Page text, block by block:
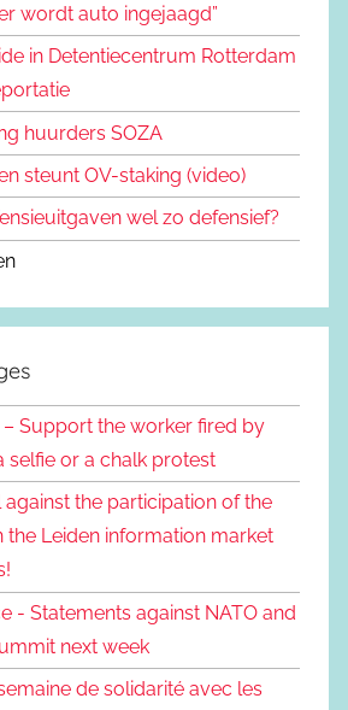
wordt auto ingejaagd”
in Detentiecentrum Rotterdam
huurders SOZA
steunt OV-staking (video)
wel zo defensief?
– Support the worker fired by
or a chalk protest
against the participation of the
the Leiden information market
- Statements against NATO and
next week
de solidarité avec les